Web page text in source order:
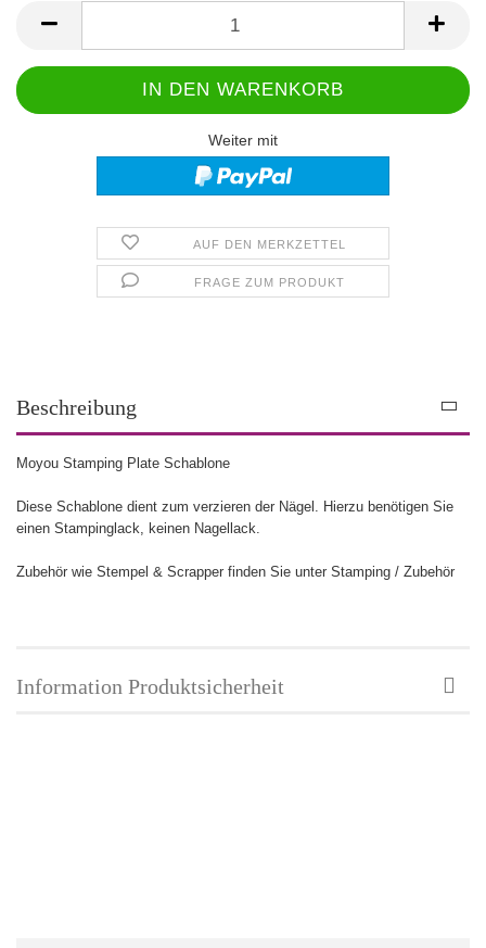
Weiter mit
AUF DEN MERKZETTEL
FRAGE ZUM PRODUKT
Beschreibung
Moyou Stamping Plate Schablone
Diese Schablone dient zum verzieren der Nägel. Hierzu benötigen Sie
einen Stampinglack, keinen Nagellack.
Zubehör wie Stempel & Scrapper finden Sie unter Stamping / Zubehör
Information Produktsicherheit